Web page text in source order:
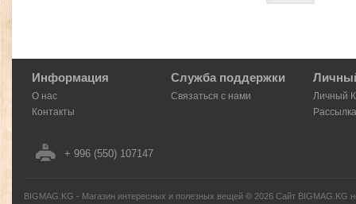
Информация
О нас
Контакты
Служба поддержки
Связаться с нами
Личный
Рассылка
+ 996 (550) 107147
BIGMAG.KG - Магазин интересных и полезных вещей © 2026 Сайт BIGMAG.KG